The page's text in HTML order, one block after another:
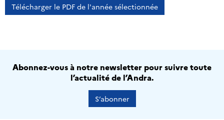
Télécharger le PDF de l'année sélectionnée
Abonnez-vous à notre newsletter pour suivre toute
l’actualité de l’Andra.
S’abonner